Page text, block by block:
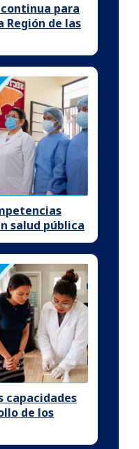
para
Región de las
salud pública
capacidades
de los